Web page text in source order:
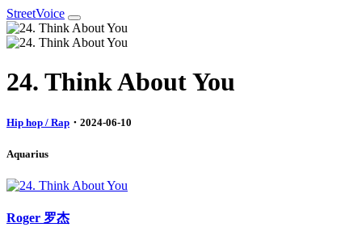
StreetVoice
24. Think About You
Hip hop / Rap ・2024-06-10
Aquarius
Roger 罗杰